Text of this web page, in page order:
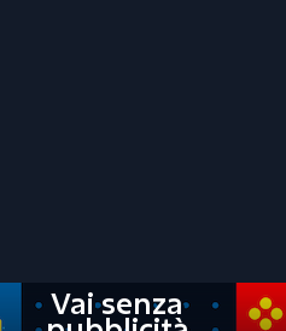
Vai senza